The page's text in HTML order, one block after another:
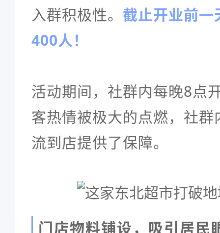
入群积极性。 截止开业前
400人！
活动期间，社群内每晚8点
客热情被极大的点燃，社
流到店提供了保障。
门店物料铺设，吸引居民